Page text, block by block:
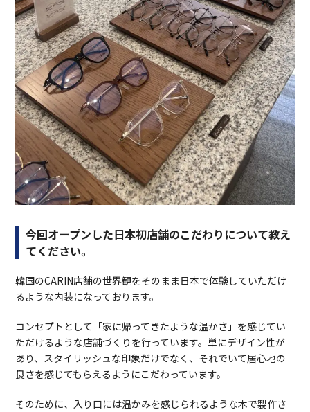
今回オープンした日本初店舗のこだわりについて教え
てください。
韓国のCARIN店舗の世界観をそのまま日本で体験していただけ
るような内装になっております。
コンセプトとして「家に帰ってきたような温かさ」を感じてい
ただけるような店舗づくりを行っています。単にデザイン性が
あり、スタイリッシュな印象だけでなく、それでいて居心地の
良さを感じてもらえるようにこだわっています。
そのために、入り口には温かみを感じられるような木で製作さ